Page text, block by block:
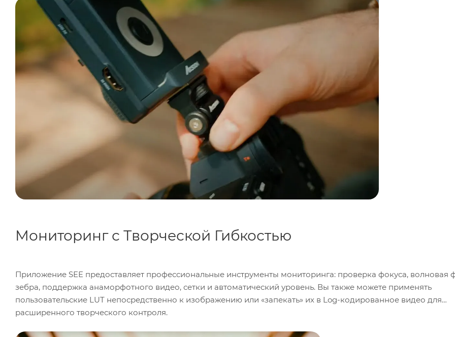
Мониторинг с Творческой Гибкостью
Приложение SEE предоставляет профессиональные инструменты мониторинга: проверка фокуса, волновая
зебра, поддержка анаморфотного видео, сетки и автоматический уровень. Вы также можете применять
пользовательские LUT непосредственно к изображению или «запекать» их в Log-кодированное видео для
расширенного творческого контроля.